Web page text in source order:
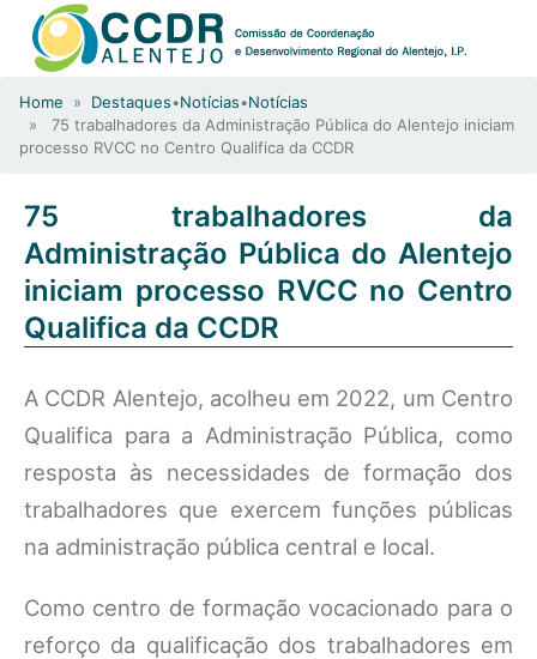
Home » Destaques•Notícias•Notícias
» 75 trabalhadores da Administração Pública do Alentejo iniciam
processo RVCC no Centro Qualifica da CCDR
75 trabalhadores da
Administração Pública do Alentejo
iniciam processo RVCC no Centro
Qualifica da CCDR
A CCDR Alentejo, acolheu em 2022, um Centro
Qualifica para a Administração Pública, como
resposta às necessidades de formação dos
trabalhadores que exercem funções públicas
na administração pública central e local.
Como centro de formação vocacionado para o
reforço da qualificação dos trabalhadores em